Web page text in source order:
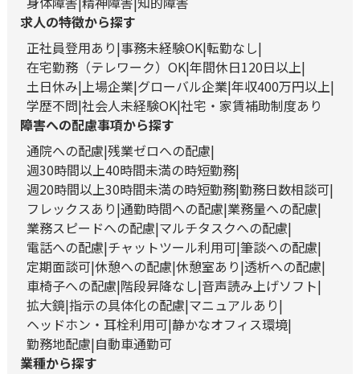
求人の特徴から探す
正社員登用あり 事務未経験OK 転勤なし
在宅勤務（テレワーク）OK 年間休日120日以上
土日休み 上場企業 グローバル企業 年収400万円以上
学歴不問 社会人未経験OK 社宅・家賃補助制度あり
障害への配慮事項から探す
通院への配慮 残業ゼロへの配慮
週30時間以上40時間未満の時短勤務
週20時間以上30時間未満の時短勤務 勤務日数相談可
フレックスあり 通勤時間への配慮 業務量への配慮
業務スピードへの配慮 マルチタスクへの配慮
電話への配慮 チャットツール利用可 筆談への配慮
定期面談可 休憩への配慮 休憩室あり 透析への配慮
車椅子への配慮 階段昇降なし 音声読み上げソフト
拡大鏡 指示の具体化の配慮 マニュアルあり
ヘッドホン・耳栓利用可 静かなオフィス環境
勤務地配慮 自動車通勤可
業種から探す